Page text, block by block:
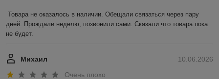
Товара не оказалось в наличии. Обещали связаться через пару
дней. Прождали неделю, позвонили сами. Сказали что товара пока
не будет.
10.06.2026
Михаил
Очень плохо